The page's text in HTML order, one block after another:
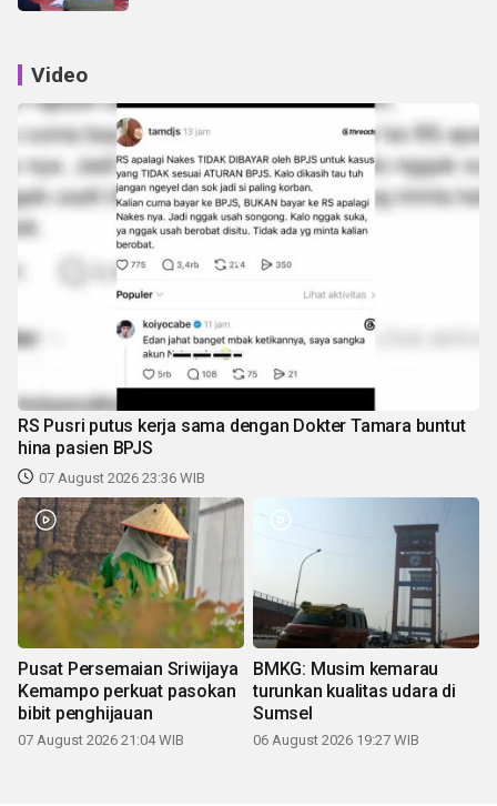
Video
RS Pusri putus kerja sama dengan Dokter Tamara buntut
hina pasien BPJS
07 August 2026 23:36 WIB
Pusat Persemaian Sriwijaya
Kemampo perkuat pasokan
bibit penghijauan
07 August 2026 21:04 WIB
BMKG: Musim kemarau
turunkan kualitas udara di
Sumsel
06 August 2026 19:27 WIB